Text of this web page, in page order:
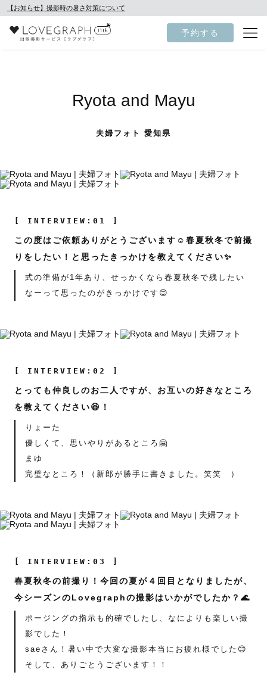
【お知らせ】撮影時の暑さ対策について
予約する
Ryota and Mayu
夫婦フォト 愛知県
[ INTERVIEW:01 ]
この度はご依頼ありがとうございます☺️春夏秋冬で前撮
りをしたい！と思ったきっかけを教えてください✨
式の準備が1年あり、せっかくなら春夏秋冬で残したい
なーって思ったのがきっかけです😊
[ INTERVIEW:02 ]
とっても仲良しのお二人ですが、お互いの好きなところ
を教えてください😆！
りょーた
優しくて、思いやりがあるところ🤗
まゆ
完璧なところ！（新郎が勝手に書きました。笑笑 ）
[ INTERVIEW:03 ]
春夏秋冬の前撮り！今回の夏が４回目となりましたが、
今シーズンのLovegraphの撮影はいかがでしたか？🌊
ポージングの指示も的確でしたし、なによりも楽しい撮
影でした！
saeさん！暑い中で大変な撮影本当にお疲れ様でした😊
そして、ありごとうございます！！